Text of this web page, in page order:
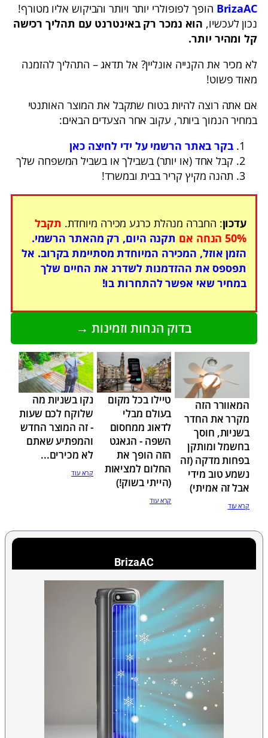
BrizaAC הופך לפופולרי יותר ויותר והביקוש אליו מטורף!
נכון לעכשיו, הוא נמכר רק באינטרנט עם תהליך רכישה
קל ומהיר יותר.
לא מכיר את הקנייה אונליין? אל תדאג – התהליך להזמנה
מאוד פשוט!
אם אתה רוצה להיות בטוח שתקבל את המוצר האותנטי
במחיר הנמוך ביותר, עקוב אחר הצעדים הבאים:
בקר באתר הרשמי על ידי לחיצה כאן
קבל אחד (או יותר) בשבילך או בשביל המשפחה שלך
תהנה מקיץ קריר בבית ובמשרד!
עדכון: החברה מנהלת כרגע מכירה מיוחדת. תקבל
50% הנחה אם
תקנה היום, רק מהאתר הרשמי.
הזמן אוזל, המכירה המיוחדת מסתיימת בקרוב. אל
תפספס את ההזדמנות לשדרג את החיים שלך
במחיר שאי אפשר להתחרות בו!
בדוק הנחות וזמינות →
המאוורר הזה
מקרר את החדר
בשניות, חוסך
בחשמל ומותקן
בפחות מדקה (זה
נשמע טוב מידי
אבל זה אמיתי)​
קרא עוד
טיילו בכל מקום
בעולם מבלי
לדאוג ממחסום
השפה - הגאגט
הזה הופך את
החלום למציאות
(הייתי בשוק!)​
קרא עוד
נקו בשניות מה
שלוקח לכם שעות
- זה המוצר החדש
והמפתיע שאתם
לא מכירים...
קרא עוד
BrizaAC